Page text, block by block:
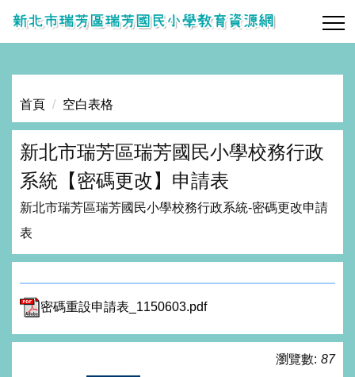
跳
到
區
首頁 空白表格
新北市瑞芳區瑞芳國民小學校務行政
系統【密碼更改】申請表
新北市瑞芳區瑞芳國民小學校務行政系統-密碼更改申請
表
密碼重設申請表_1150603.pdf
瀏覽數: 87